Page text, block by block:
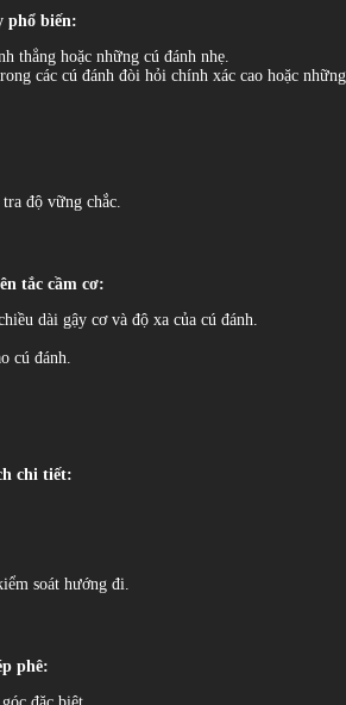
phổ biến:
thẳng hoặc những cú đánh nhẹ.
các cú đánh đòi hỏi chính xác cao hoặc những
độ vững chắc.
tắc cầm cơ:
dài gậy cơ và độ xa của cú đánh.
cú đánh.
chi tiết:
soát hướng đi.
phê: